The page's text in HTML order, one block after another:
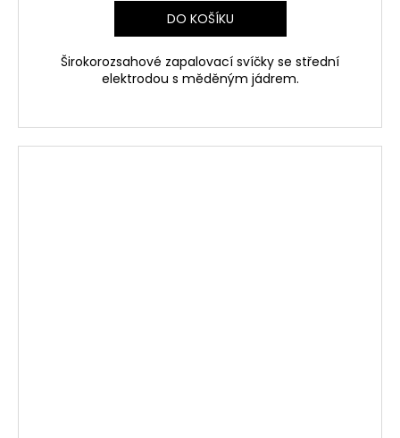
DO KOŠÍKU
Širokorozsahové zapalovací svíčky se střední
elektrodou s měděným jádrem.